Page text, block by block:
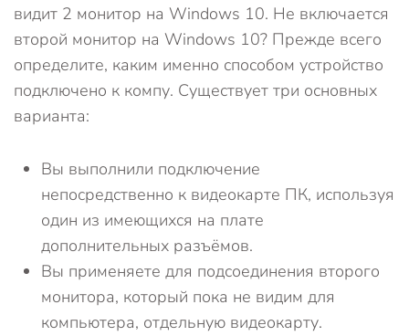
видит 2 монитор на Windows 10. Не включается
второй монитор на Windows 10? Прежде всего
определите, каким именно способом устройство
подключено к компу. Существует три основных
варианта:
Вы выполнили подключение
непосредственно к видеокарте ПК, используя
один из имеющихся на плате
дополнительных разъёмов.
Вы применяете для подсоединения второго
монитора, который пока не видим для
компьютера, отдельную видеокарту.